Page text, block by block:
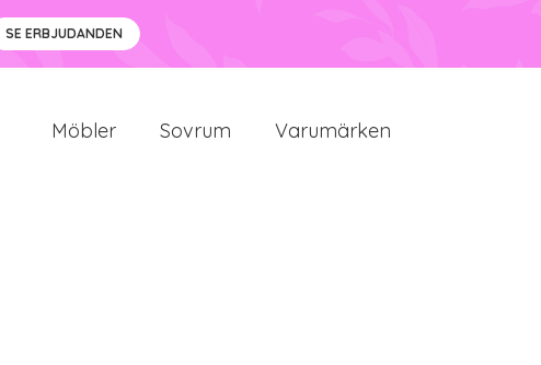
SE ERBJUDANDEN
Möbler Sovrum Varumärken